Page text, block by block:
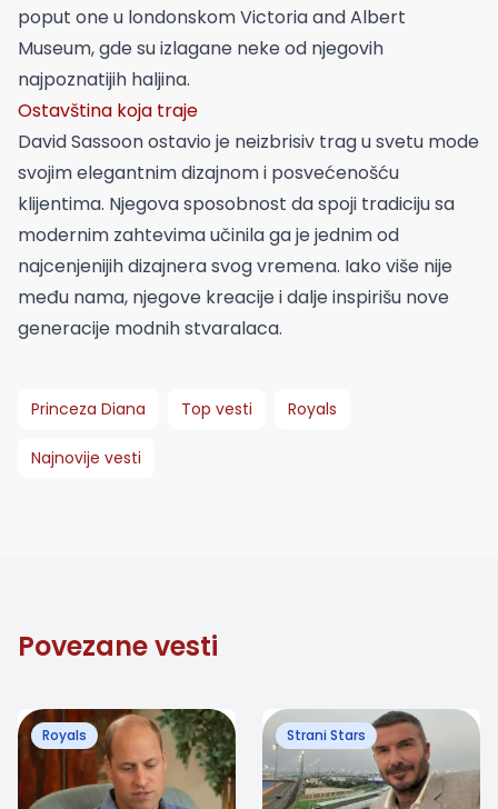
poput one u londonskom Victoria and Albert
Museum, gde su izlagane neke od njegovih
najpoznatijih haljina.
Ostavština koja traje
David Sassoon ostavio je neizbrisiv trag u svetu mode
svojim elegantnim dizajnom i posvećenošću
klijentima. Njegova sposobnost da spoji tradiciju sa
modernim zahtevima učinila ga je jednim od
najcenjenijih dizajnera svog vremena. Iako više nije
među nama, njegove kreacije i dalje inspirišu nove
generacije modnih stvaralaca.
Princeza Diana Top vesti Royals
Najnovije vesti
Povezane vesti
Royals Strani Stars